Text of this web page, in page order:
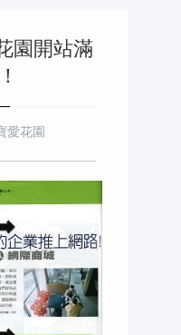
園開站滿
愛花園